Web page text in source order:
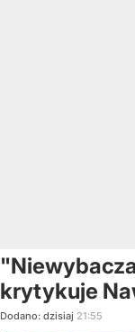
krytykuje
Dodano: dzisiaj 21:55